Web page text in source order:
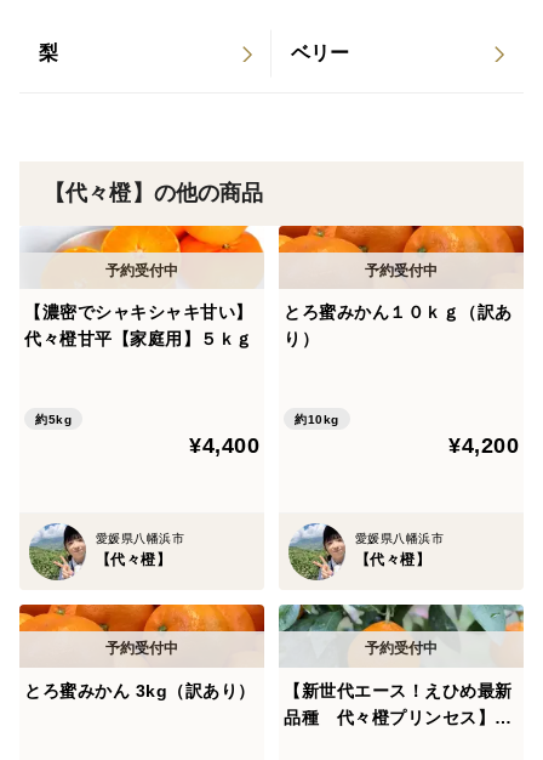
梨 ベリー
【代々橙】の他の商品
【濃密でシャキシャキ甘い】
代々橙甘平【家庭用】５ｋｇ
約5kg
¥4,400
愛媛県八幡浜市
【代々橙】
とろ蜜みかん１０ｋｇ（訳あ
り）
約10kg
¥4,200
愛媛県八幡浜市
【代々橙】
とろ蜜みかん 3kg（訳あり）
【新世代エース！えひめ最新
品種 代々橙プリンセス】訳